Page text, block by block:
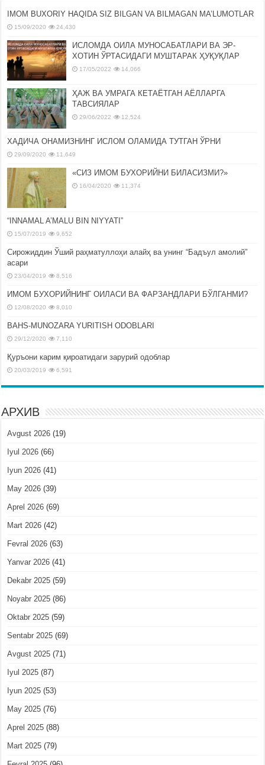
IMOM BUXORIY HAQIDA SIZ BILGAN VA BILMAGAN MA’LUMOTLAR
15/09/2020 24,430
ИСЛОМДА ОИЛА МУНОСАБАТЛАРИ ВА ЭР-
ХОТИН ЎРТАСИДАГИ МУШТАРАК ҲУҚУҚЛАР
17/05/2022 14,066
ҲАЖ ВА УМРАГА КЕТАЁТГАН АЁЛЛАРГА
ТАВСИЯЛАР
29/06/2022 12,524
ХАДИЧА ОНАМИЗНИНГ ИСЛОМ ОЛАМИДА ТУТГАН ЎРНИ
29/09/2020 11,649
«СИЗ ИМОМ БУХОРИЙНИ БИЛАСИЗМИ?»
16/04/2020 11,374
“INNAMAL A’MALU BIN NIYYATI”
15/07/2019 9,652
Сирожиддин Ўший раҳматуллоҳи алайҳ ва унинг “Бадъул амолий”
асари
23/04/2019 8,516
ИМОМ БУХОРИЙНИНГ ОИЛАСИ ВА ФАРЗАНДЛАРИ БЎЛГАНМИ?
12/08/2020 8,010
BAHS-MUNOZARA YURITISH ODOBLARI
29/12/2020 7,110
Қуръони карим қироатидаги зарурий одоблар
20/03/2019 6,591
АРХИВ
Avgust 2026 (19)
Iyul 2026 (66)
Iyun 2026 (41)
May 2026 (39)
Aprel 2026 (69)
Mart 2026 (42)
Fevral 2026 (63)
Yanvar 2026 (41)
Dekabr 2025 (59)
Noyabr 2025 (86)
Oktabr 2025 (59)
Sentabr 2025 (69)
Avgust 2025 (71)
Iyul 2025 (87)
Iyun 2025 (53)
May 2025 (76)
Aprel 2025 (88)
Mart 2025 (79)